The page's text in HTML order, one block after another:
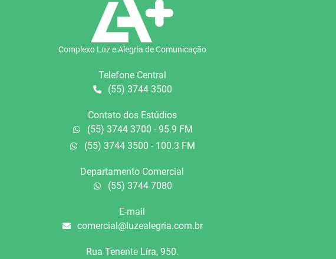
Complexo Luz e Alegria de Comunicação
Telefone Central
(55) 3744 3500
Contato dos Estúdios
(55) 3744 3700 - 95.9 FM
(55) 3744 3500 - 100.3 FM
Departamento Comercial
(55) 3744 7080
E-mail
comercial@luzealegria.com.br
Rua Tenente Líra, 950.